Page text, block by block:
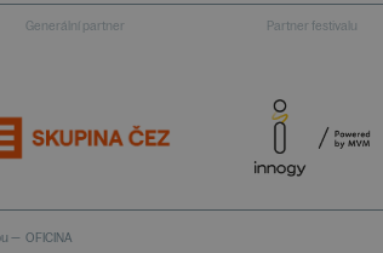
Generální partner Partner festivalu
— OFICINA